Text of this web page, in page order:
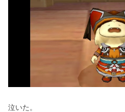
泣いた。